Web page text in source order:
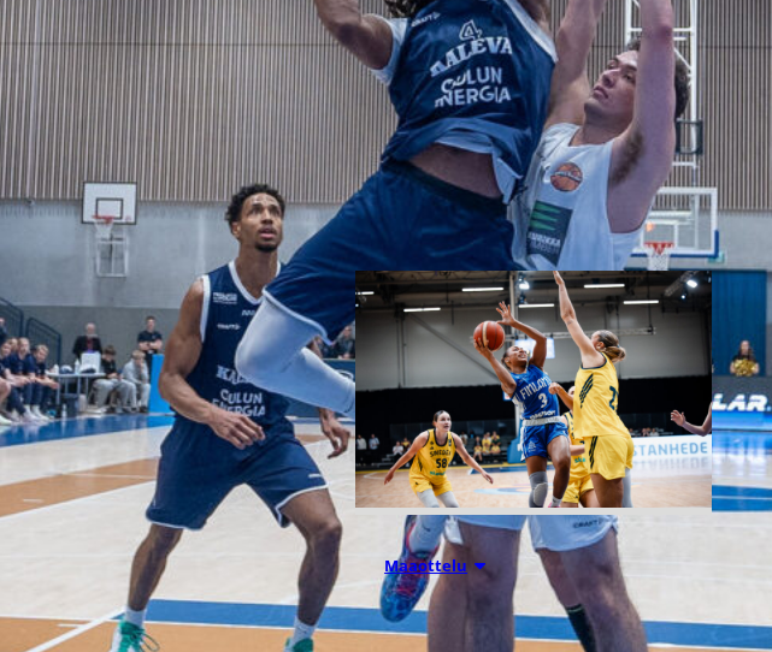
Suomen 16-vuotiaat pojat
ottivat vakuuttavan 85–45-voiton
Luxemburgista B-divisioonan
EM-kilpailuissa johtamalla
ottelua alusta loppuun. Suomi
kohtaa huomenna Ruotsin klo
19.30 Suomen aikaa.
Maaottelu 07.08.2026 21:42